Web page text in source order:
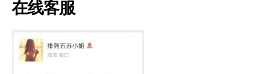
在线客服